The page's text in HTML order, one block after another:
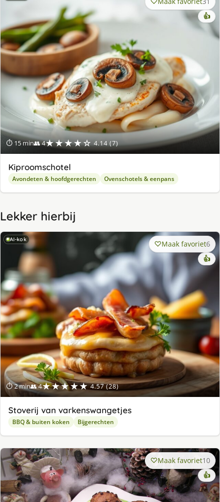
⏱ 15 min👥 4★★★★☆ 4.14 (7)
👍
Kiproomschotel
Avondeten & hoofdgerechten Ovenschotels & eenpans
Lekker hierbij
AI-kok
⏱ 2 min👥 4★★★★★ 4.57 (28)
Maak favoriet6
👍
Stoverij van varkenswangetjes
BBQ & buiten koken Bijgerechten
Maak favoriet10
👍